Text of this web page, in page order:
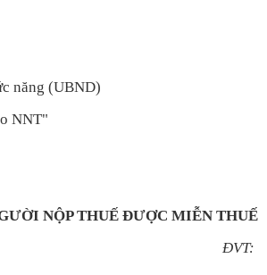
năng (UBND)
NNT"
NỘP THUẾ ĐƯỢC MIỄN THUẾ
ĐVT: